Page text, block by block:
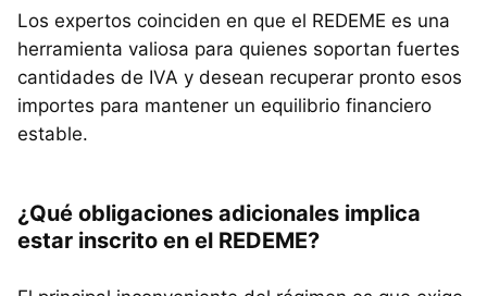
Los expertos coinciden en que el REDEME es una
herramienta valiosa para quienes soportan fuertes
cantidades de IVA y desean recuperar pronto esos
importes para mantener un equilibrio financiero
estable.
¿Qué obligaciones adicionales implica
estar inscrito en el REDEME?